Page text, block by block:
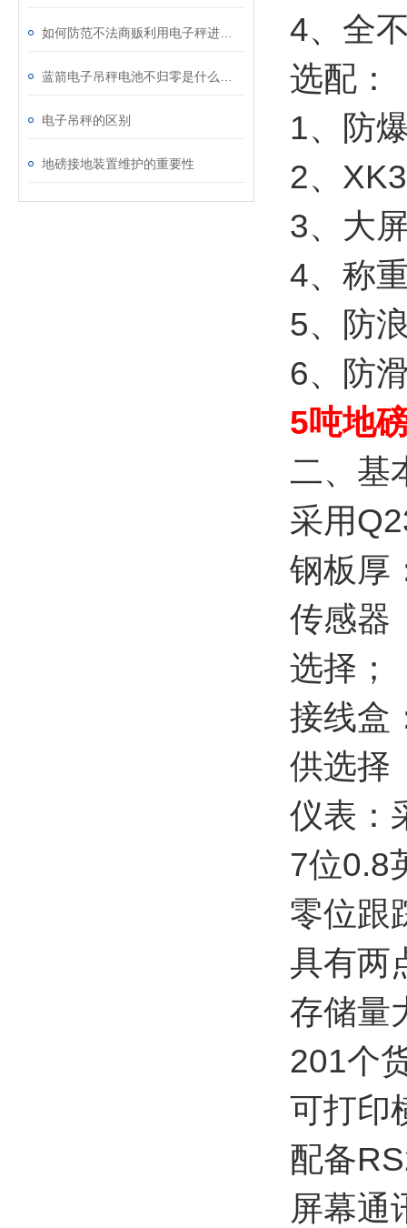
电子吊秤的区别
地磅接地装置维护的重要性
4、全
选配：
1、防
2、
3、大
4、称
5、防
6、防
5吨地
二、基
采用
钢板厚
传感器
选择；
接线盒
供选择
仪表：
7位0.8
零位跟
具有两
存储量
201个
可打印
配备
屏幕通